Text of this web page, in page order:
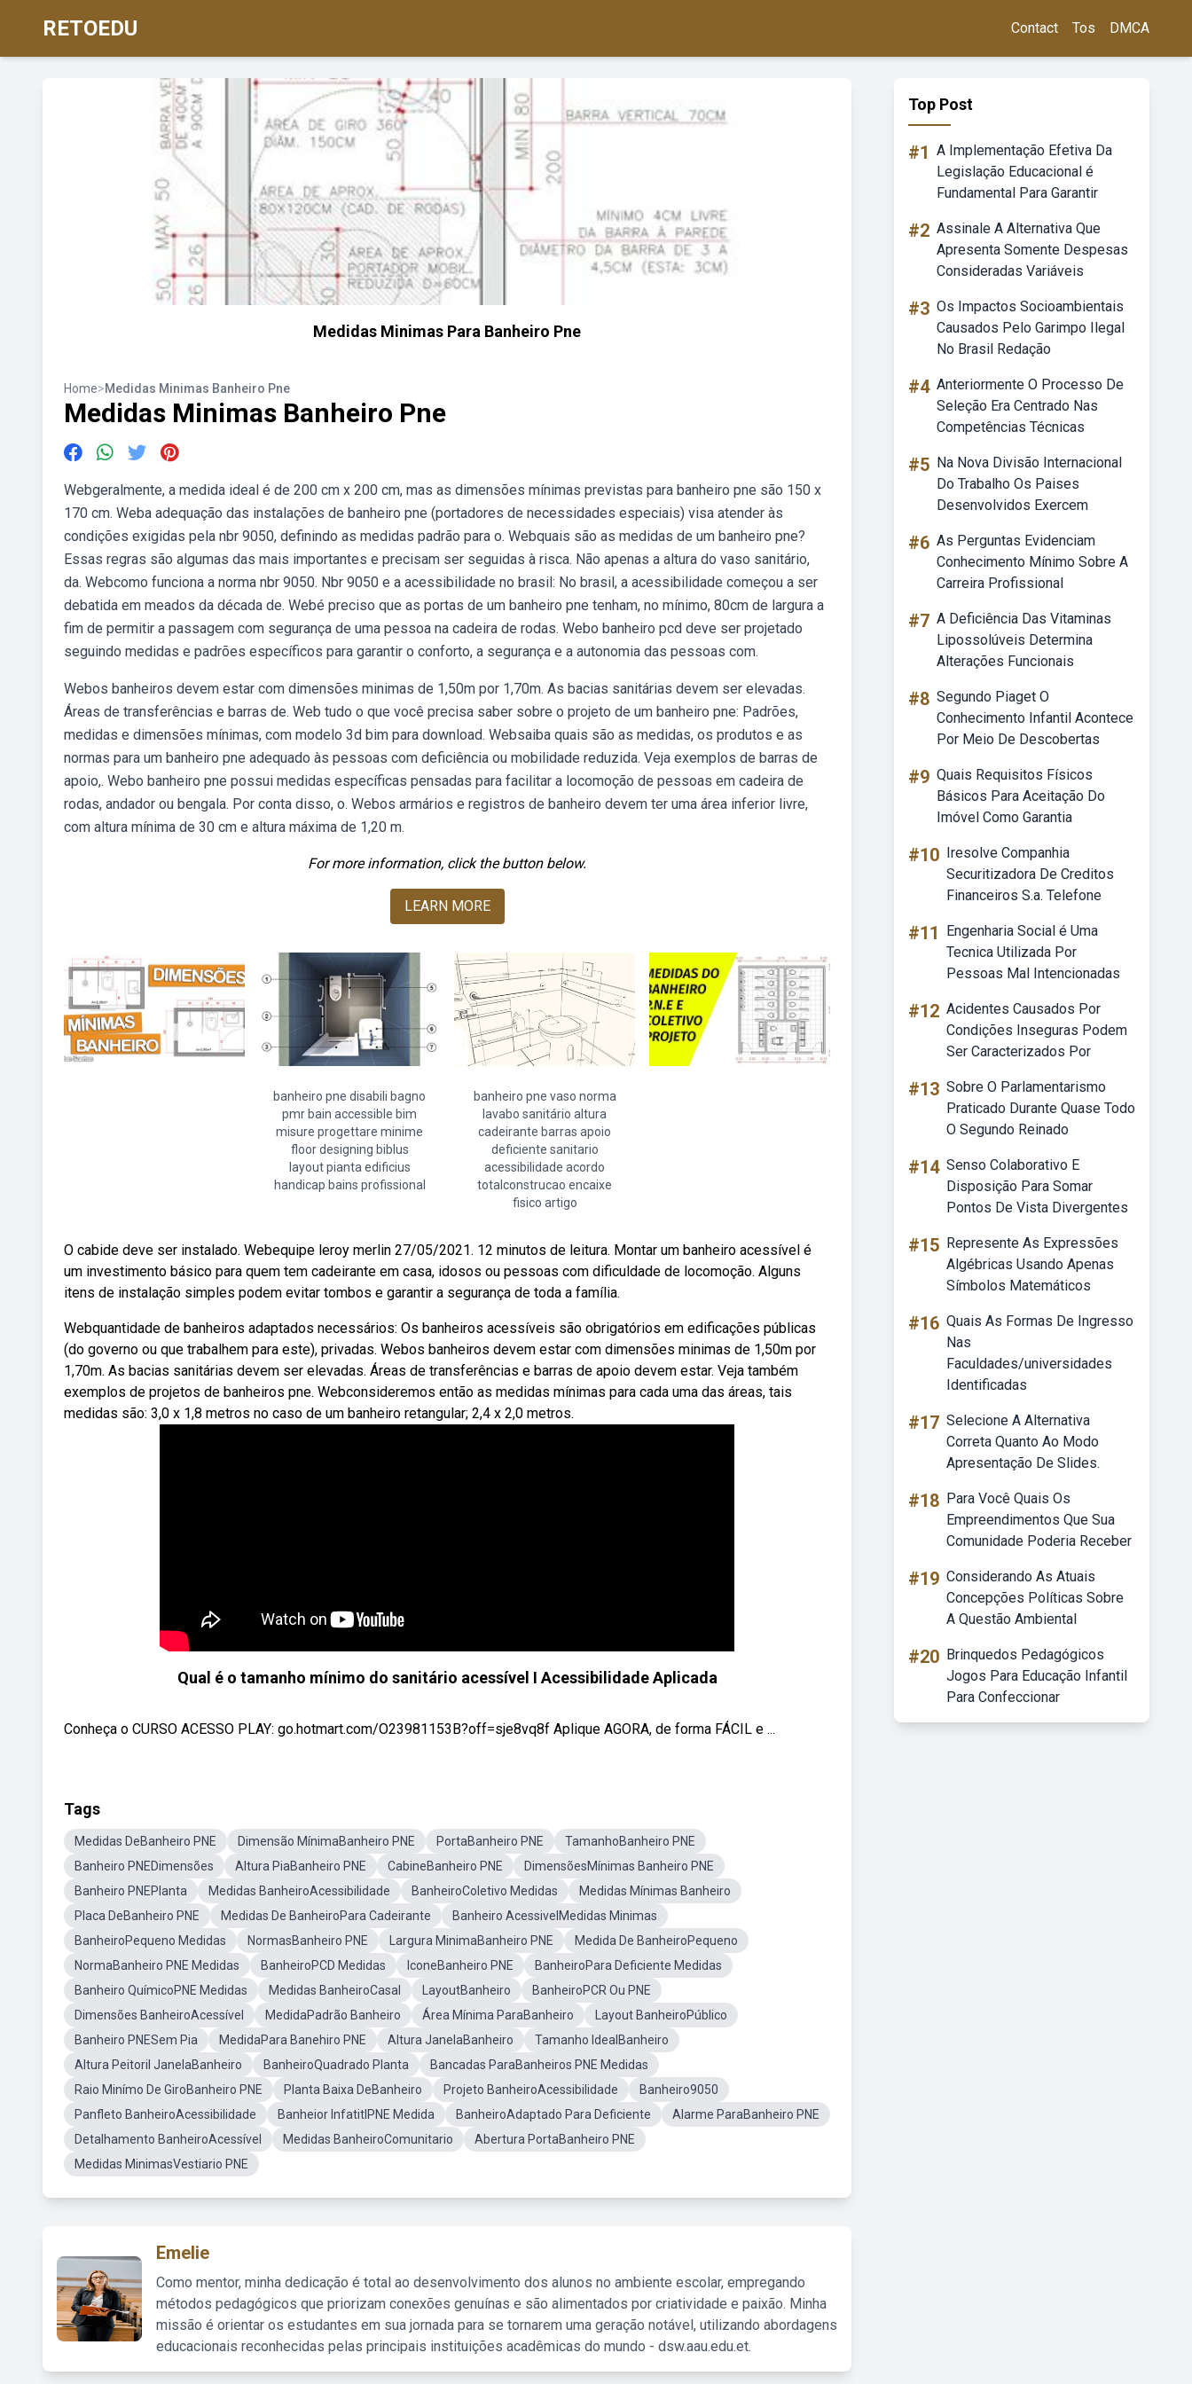
RETOEDU Contact Tos DMCA
Medidas Minimas Para Banheiro Pne
Home>Medidas Minimas Banheiro Pne
Medidas Minimas Banheiro Pne
Webgeralmente, a medida ideal é de 200 cm x 200 cm, mas as dimensões mínimas previstas para banheiro pne são 150 x
170 cm. Weba adequação das instalações de banheiro pne (portadores de necessidades especiais) visa atender às
condições exigidas pela nbr 9050, definindo as medidas padrão para o. Webquais são as medidas de um banheiro pne?
Essas regras são algumas das mais importantes e precisam ser seguidas à risca. Não apenas a altura do vaso sanitário,
da. Webcomo funciona a norma nbr 9050. Nbr 9050 e a acessibilidade no brasil: No brasil, a acessibilidade começou a ser
debatida em meados da década de. Webé preciso que as portas de um banheiro pne tenham, no mínimo, 80cm de largura a
fim de permitir a passagem com segurança de uma pessoa na cadeira de rodas. Webo banheiro pcd deve ser projetado
seguindo medidas e padrões específicos para garantir o conforto, a segurança e a autonomia das pessoas com.
Webos banheiros devem estar com dimensões minimas de 1,50m por 1,70m. As bacias sanitárias devem ser elevadas.
Áreas de transferências e barras de. Web tudo o que você precisa saber sobre o projeto de um banheiro pne: Padrões,
medidas e dimensões mínimas, com modelo 3d bim para download. Websaiba quais são as medidas, os produtos e as
normas para um banheiro pne adequado às pessoas com deficiência ou mobilidade reduzida. Veja exemplos de barras de
apoio,. Webo banheiro pne possui medidas específicas pensadas para facilitar a locomoção de pessoas em cadeira de
rodas, andador ou bengala. Por conta disso, o. Webos armários e registros de banheiro devem ter uma área inferior livre,
com altura mínima de 30 cm e altura máxima de 1,20 m.
For more information, click the button below.
LEARN MORE
banheiro pne disabili bagno
pmr bain accessible bim
misure progettare minime
floor designing biblus
layout pianta edificius
handicap bains profissional
banheiro pne vaso norma
lavabo sanitário altura
cadeirante barras apoio
deficiente sanitario
acessibilidade acordo
totalconstrucao encaixe
fisico artigo
O cabide deve ser instalado. Webequipe leroy merlin 27/05/2021. 12 minutos de leitura. Montar um banheiro acessível é
um investimento básico para quem tem cadeirante em casa, idosos ou pessoas com dificuldade de locomoção. Alguns
itens de instalação simples podem evitar tombos e garantir a segurança de toda a família.
Webquantidade de banheiros adaptados necessários: Os banheiros acessíveis são obrigatórios em edificações públicas
(do governo ou que trabalhem para este), privadas. Webos banheiros devem estar com dimensões minimas de 1,50m por
1,70m. As bacias sanitárias devem ser elevadas. Áreas de transferências e barras de apoio devem estar. Veja também
exemplos de projetos de banheiros pne. Webconsideremos então as medidas mínimas para cada uma das áreas, tais
medidas são: 3,0 x 1,8 metros no caso de um banheiro retangular; 2,4 x 2,0 metros.
Qual é o tamanho mínimo do sanitário acessível I Acessibilidade Aplicada
Conheça o CURSO ACESSO PLAY: go.hotmart.com/O23981153B?off=sje8vq8f Aplique AGORA, de forma FÁCIL e ...
Tags
Medidas DeBanheiro PNE Dimensão MínimaBanheiro PNE PortaBanheiro PNE
TamanhoBanheiro PNE
Banheiro PNEDimensões
Altura PiaBanheiro PNE CabineBanheiro PNE
DimensõesMínimas Banheiro PNE
Banheiro PNEPlanta
Medidas BanheiroAcessibilidade BanheiroColetivo Medidas
Medidas Mínimas Banheiro
Placa DeBanheiro PNE
Medidas De BanheiroPara Cadeirante
Banheiro AcessivelMedidas Minimas
BanheiroPequeno Medidas
NormasBanheiro PNE Largura MinimaBanheiro PNE
Medida De BanheiroPequeno
NormaBanheiro PNE Medidas
BanheiroPCD Medidas IconeBanheiro PNE
BanheiroPara Deficiente Medidas
Banheiro QuímicoPNE Medidas
Medidas BanheiroCasal LayoutBanheiro
BanheiroPCR Ou PNE
Dimensões BanheiroAcessível
MedidaPadrão Banheiro Área Mínima ParaBanheiro
Layout BanheiroPúblico
Banheiro PNESem Pia
MedidaPara Banehiro PNE Altura JanelaBanheiro
Tamanho IdealBanheiro
Altura Peitoril JanelaBanheiro
BanheiroQuadrado Planta
Bancadas ParaBanheiros PNE Medidas
Raio Minímo De GiroBanheiro PNE
Planta Baixa DeBanheiro Projeto BanheiroAcessibilidade
Banheiro9050
Panfleto BanheiroAcessibilidade
Banheior InfatitlPNE Medida BanheiroAdaptado Para Deficiente
Alarme ParaBanheiro PNE
Detalhamento BanheiroAcessível
Medidas BanheiroComunitario
Abertura PortaBanheiro PNE
Medidas MinimasVestiario PNE
Emelie
Como mentor, minha dedicação é total ao desenvolvimento dos alunos no ambiente escolar, empregando
métodos pedagógicos que priorizam conexões genuínas e são alimentados por criatividade e paixão. Minha
missão é orientar os estudantes em sua jornada para se tornarem uma geração notável, utilizando abordagens
educacionais reconhecidas pelas principais instituições acadêmicas do mundo - dsw.aau.edu.et.
Top Post
#1 A Implementação Efetiva Da
Legislação Educacional é
Fundamental Para Garantir
#2 Assinale A Alternativa Que
Apresenta Somente Despesas
Consideradas Variáveis
#3 Os Impactos Socioambientais
Causados Pelo Garimpo Ilegal
No Brasil Redação
#4 Anteriormente O Processo De
Seleção Era Centrado Nas
Competências Técnicas
#5 Na Nova Divisão Internacional
Do Trabalho Os Paises
Desenvolvidos Exercem
#6 As Perguntas Evidenciam
Conhecimento Mínimo Sobre A
Carreira Profissional
#7 A Deficiência Das Vitaminas
Lipossolúveis Determina
Alterações Funcionais
#8 Segundo Piaget O
Conhecimento Infantil Acontece
Por Meio De Descobertas
#9 Quais Requisitos Físicos
Básicos Para Aceitação Do
Imóvel Como Garantia
#10 Iresolve Companhia
Securitizadora De Creditos
Financeiros S.a. Telefone
#11
Engenharia Social é Uma
Tecnica Utilizada Por
Pessoas Mal Intencionadas
#12 Acidentes Causados Por
Condições Inseguras Podem
Ser Caracterizados Por
#13 Sobre O Parlamentarismo
Praticado Durante Quase Todo
O Segundo Reinado
#14 Senso Colaborativo E
Disposição Para Somar
Pontos De Vista Divergentes
#15 Represente As Expressões
Algébricas Usando Apenas
Símbolos Matemáticos
#16 Quais As Formas De Ingresso
Nas
Faculdades/universidades
Identificadas
#17 Selecione A Alternativa
Correta Quanto Ao Modo
Apresentação De Slides.
#18 Para Você Quais Os
Empreendimentos Que Sua
Comunidade Poderia Receber
#19 Considerando As Atuais
Concepções Políticas Sobre
A Questão Ambiental
#20 Brinquedos Pedagógicos
Jogos Para Educação Infantil
Para Confeccionar